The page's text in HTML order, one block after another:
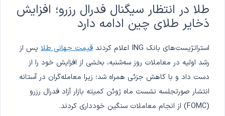
طلا در انتظار سیگنال فدرال رزرو؛ افزایش
ذخایر طلای چین ادامه دارد
استراتژیست‌های بانک ING اعلام کردند قیمت جهانی طلا پس از
رشد اولیه در معاملات روز سه‌شنبه، بخشی از افزایش خود را از
دست داد و با کاهش جزئی همراه شد؛ زیرا معامله‌گران در آستانه
انتشار صورتجلسه نشست ماه ژوئن کمیته بازار آزاد فدرال رزرو
(FOMC) از انجام معاملات سنگین خودداری کردند.